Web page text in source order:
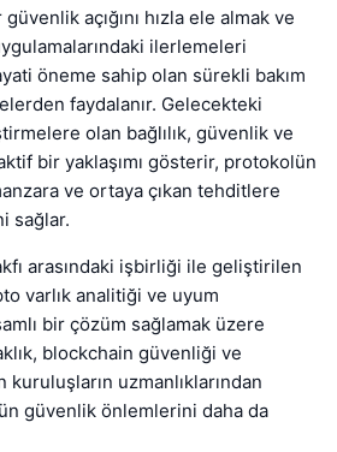
açığını hızla ele almak ve
ilerlemeleri
öneme sahip olan sürekli bakım
faydalanır. Gelecekteki
olan bağlılık, güvenlik ve
bir yaklaşımı gösterir, protokolün
ve ortaya çıkan tehditlere
sağlar.
arasındaki işbirliği ile geliştirilen
varlık analitiği ve uyum
bir çözüm sağlamak üzere
blockchain güvenliği ve
uzmanlıklarından
güvenlik önlemlerini daha da